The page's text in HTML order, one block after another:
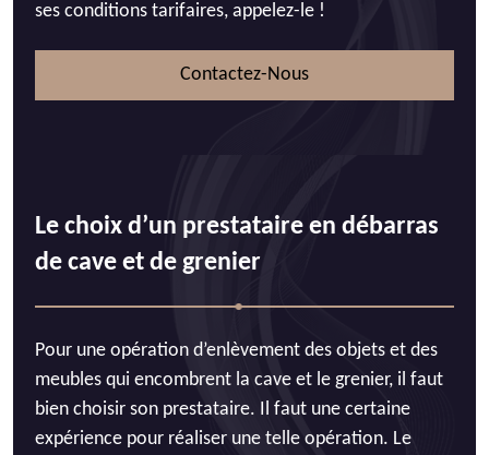
ses conditions tarifaires, appelez-le !
Contactez-Nous
Le choix d’un prestataire en débarras
de cave et de grenier
Pour une opération d’enlèvement des objets et des
meubles qui encombrent la cave et le grenier, il faut
bien choisir son prestataire. Il faut une certaine
expérience pour réaliser une telle opération. Le